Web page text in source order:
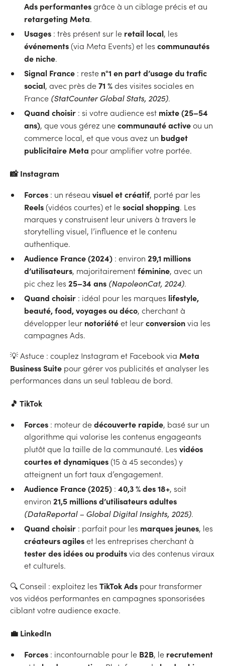
Ads performantesgrâce à un ciblage précis et au
retargeting Meta.
Usages : très présent sur le retail local, les
événements(via Meta Events) et les communautés
de niche.
Signal France : reste n°1 en part d’usage du trafic
social, avec près de71 %des visites sociales en
France (StatCounter Global Stats, 2025).
Quand choisir : si votre audience est mixte (25–54
ans), que vous gérez unecommunauté activeou un
commerce local, et que vous avez un budget
publicitaire Meta pour amplifier votre portée.
📸 Instagram
Forces : un réseau visuel et créatif, porté par les
Reels(vidéos courtes) et lesocial shopping. Les
marques y construisent leur univers à travers le
storytelling visuel, l’influence et le contenu
authentique.
Audience France (2024) : environ 29,1 millions
d’utilisateurs, majoritairementféminine, avec un
pic chez les 25–34 ans (NapoleonCat, 2024).
Quand choisir : idéal pour les marques lifestyle,
beauté, food, voyages ou déco, cherchant à
développer leur notoriétéet leurconversionvia les
campagnes Ads.
💡 Astuce : couplez Instagram et Facebook via Meta
Business Suite pour gérer vos publicités et analyser les
performances dans un seul tableau de bord.
🎵 TikTok
Forces : moteur dedécouverte rapide, basé sur un
algorithme qui valorise les contenus engageants
plutôt que la taille de la communauté. Les vidéos
courtes et dynamiques(15 à 45 secondes) y
atteignent un fort taux d’engagement.
Audience France (2025) : 40,3 % des 18+, soit
environ 21,5 millions d’utilisateurs adultes
(DataReportal – Global Digital Insights, 2025).
Quand choisir : parfait pour les marques jeunes, les
créateurs agileset les entreprises cherchant à
tester des idées ou produitsvia des contenus viraux
et culturels.
🔍 Conseil : exploitez les TikTok Ads pour transformer
vos vidéos performantes en campagnes sponsorisées
ciblant votre audience exacte.
💼 LinkedIn
Forces : incontournable pour le B2B, le recrutement